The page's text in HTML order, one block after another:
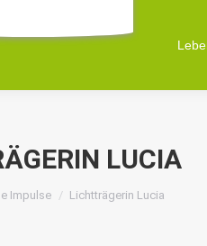
LUCIA
hier:
Impulse Lichtträgerin Lucia